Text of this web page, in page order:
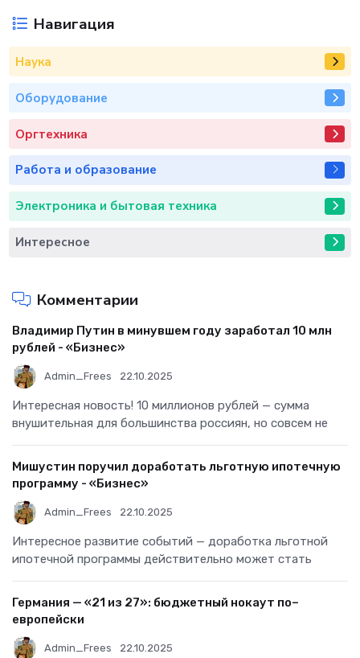
Навигация
Наука
Оборудование
Оргтехника
Работа и образование
Электроника и бытовая техника
Интересное
Комментарии
Владимир Путин в минувшем году заработал 10 млн
рублей - «Бизнес»
Admin_Frees 22.10.2025
Интересная новость! 10 миллионов рублей — сумма
внушительная для большинства россиян, но совсем не
Мишустин поручил доработать льготную ипотечную
программу - «Бизнес»
Admin_Frees 22.10.2025
Интересное развитие событий — доработка льготной
ипотечной программы действительно может стать
Германия — «21 из 27»: бюджетный нокаут по–
европейски
Admin_Frees 22.10.2025